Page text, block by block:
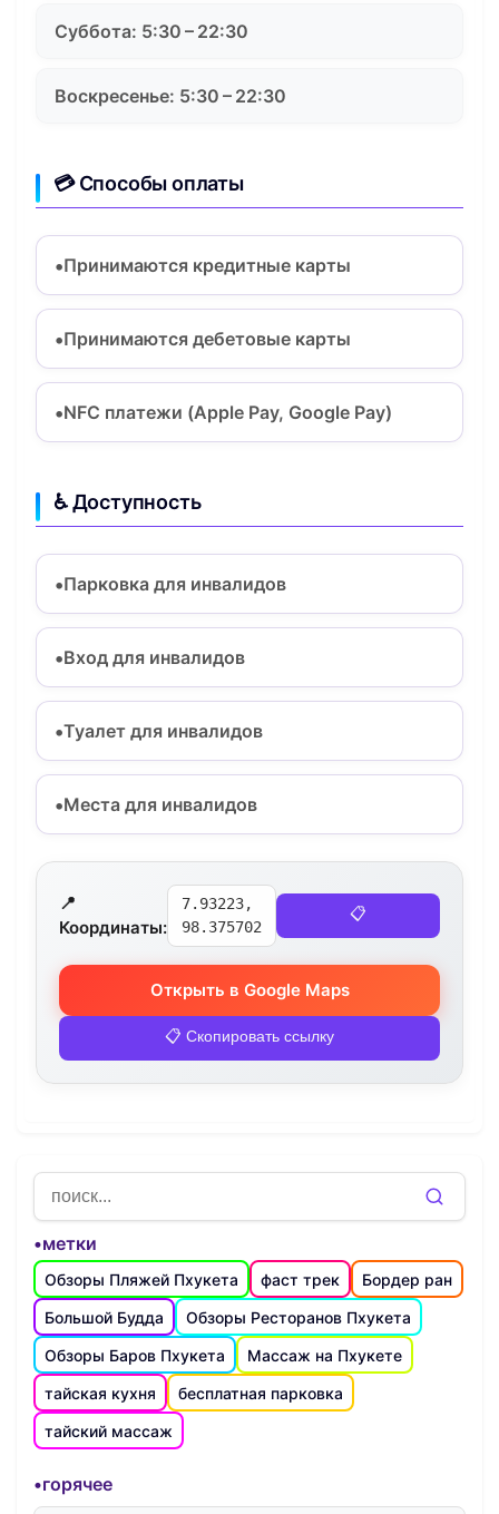
Суббота: 5:30 – 22:30
Воскресенье: 5:30 – 22:30
💳 Способы оплаты
Принимаются кредитные карты
Принимаются дебетовые карты
NFC платежи (Apple Pay, Google Pay)
♿ Доступность
Парковка для инвалидов
Вход для инвалидов
Туалет для инвалидов
Места для инвалидов
📍
Координаты:
7.93223,
98.375702
📋
Открыть в Google Maps
📋 Скопировать ссылку
•метки
Обзоры Пляжей Пхукета фаст трек
Бордер ран
Большой Будда
Обзоры Ресторанов Пхукета
Обзоры Баров Пхукета
Массаж на Пхукете
тайская кухня
бесплатная парковка
тайский массаж
•горячее